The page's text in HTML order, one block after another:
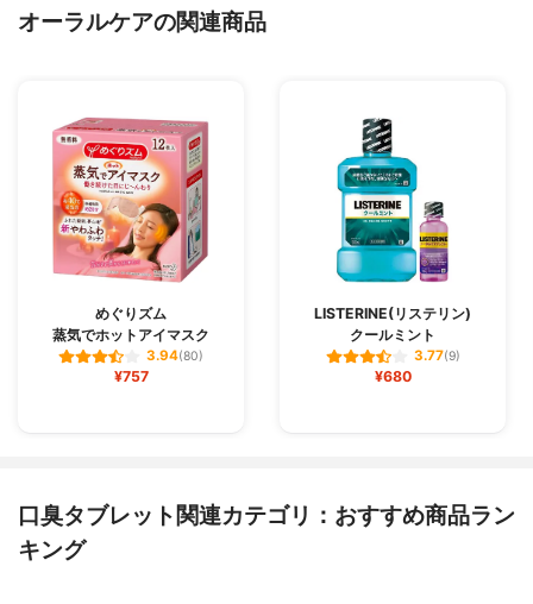
オーラルケアの関連商品
めぐりズム
蒸気でホットアイマスク
3.94(80)
¥757
LISTERINE(リステリン)
クールミント
3.77(9)
¥680
口臭タブレット関連カテゴリ：おすすめ商品ラン
キング